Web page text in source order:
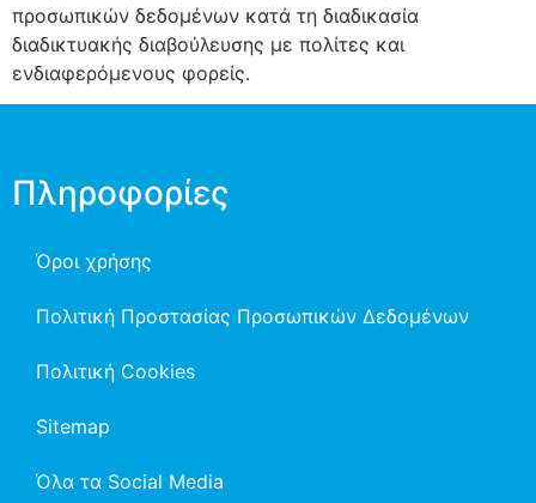
προσωπικών δεδομένων κατά τη διαδικασία
διαδικτυακής διαβούλευσης με πολίτες και
ενδιαφερόμενους φορείς.
Πληροφορίες
Όροι χρήσης
Πολιτική Προστασίας Προσωπικών Δεδομένων
Πολιτική Cookies
Sitemap
Όλα τα Social Media